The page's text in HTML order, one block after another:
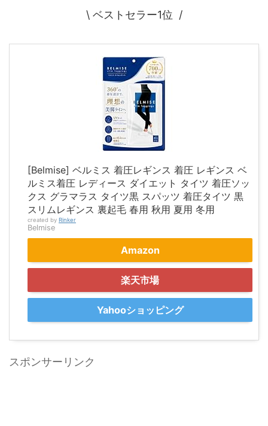
\ ベストセラー1位 /
[Belmise] ベルミス 着圧レギンス 着圧 レギンス ベ
ルミス着圧 レディース ダイエット タイツ 着圧ソッ
クス グラマラス タイツ黒 スパッツ 着圧タイツ 黒
スリムレギンス 裏起毛 春用 秋用 夏用 冬用
created by Rinker
Belmise
Amazon
楽天市場
Yahooショッピング
スポンサーリンク